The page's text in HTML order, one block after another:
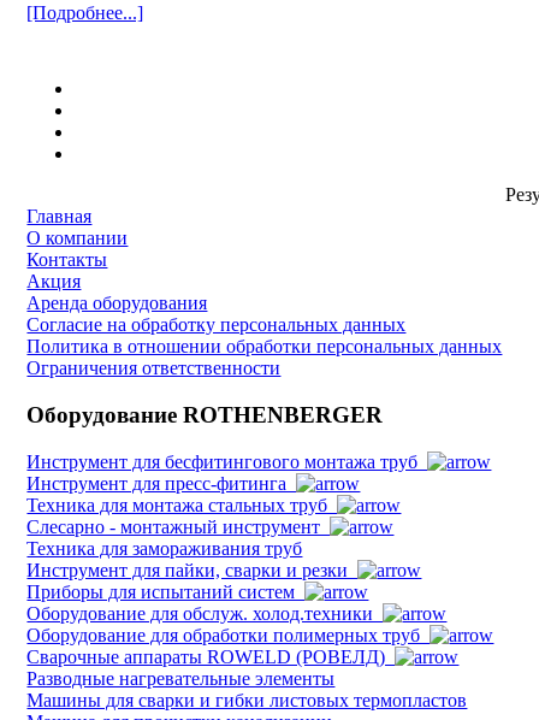
[Подробнее...]
Главная
О компании
Контакты
Акция
Аренда оборудования
Согласие на обработку персональных данных
Политика в отношении обработки персональных данных
Ограничения ответственности
Оборудование ROTHENBERGER
Инструмент для бесфитингового монтажа труб
Инструмент для пресс-фитинга
Техника для монтажа стальных труб
Слесарно - монтажный инструмент
Техника для замораживания труб
Инструмент для пайки, сварки и резки
Приборы для испытаний систем
Оборудование для обслуж. холод.техники
Оборудование для обработки полимерных труб
Cварочные аппараты ROWELD (РОВЕЛД)
Разводные нагревательные элементы
Машины для сварки и гибки листовых термопластов